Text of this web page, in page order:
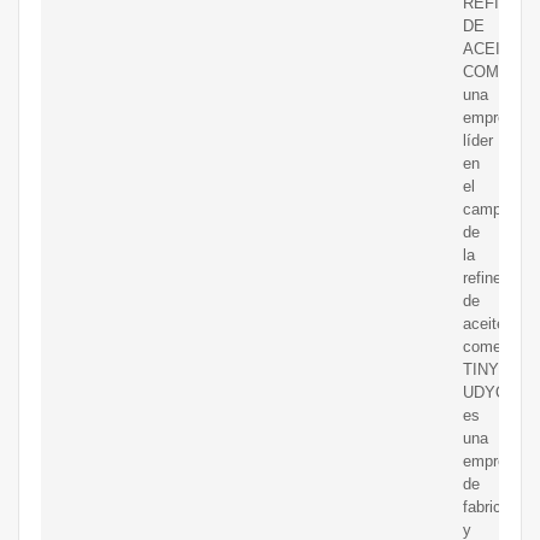
DE
ACEITE
una
empresa
líder
en
el
campo
de
la
refinería
de
aceite
TINYTECH
UDYOG
es
una
empresa
de
fabricación
y